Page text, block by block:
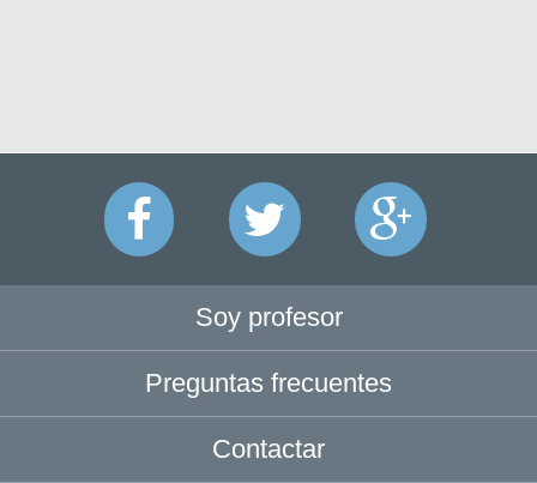
Soy profesor
Preguntas frecuentes
Contactar